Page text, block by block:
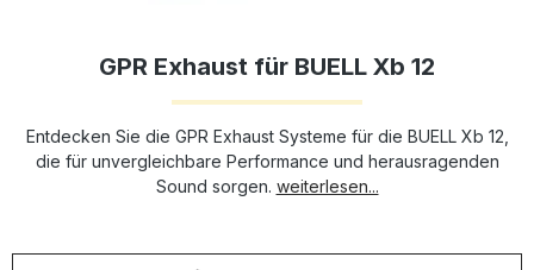
GPR Exhaust für BUELL Xb 12
Entdecken Sie die GPR Exhaust Systeme für die BUELL Xb 12,
die für unvergleichbare Performance und herausragenden
Sound sorgen. weiterlesen...